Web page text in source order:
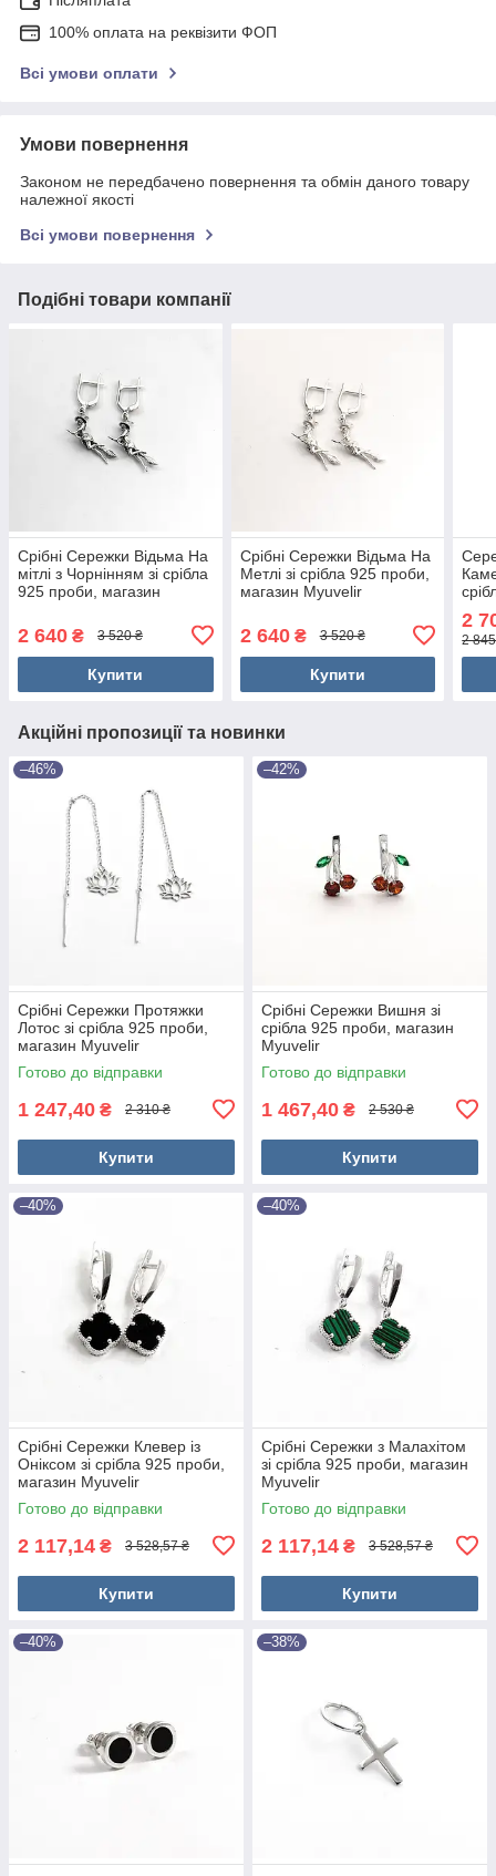
100% оплата на реквізити ФОП
Всі умови оплати
Умови повернення
Законом не передбачено повернення та обмін даного товару
належної якості
Всі умови повернення
Подібні товари компанії
Срібні Сережки Відьма На
мітлі з Чорнінням зі срібла
925 проби, магазин
2 640 ₴ 3 520 ₴
Купити
Срібні Сережки Відьма На
Метлі зі срібла 925 проби,
магазин Myuvelir
2 640₴ 3 520 ₴
Купити
2
2
Акційні пропозиції та новинки
–46%
Срібні Сережки Протяжки
Лотос зі срібла 925 проби,
магазин Myuvelir
Готово до відправки
1 247,40 ₴ 2 310 ₴
Купити
–42%
Срібні Сережки Вишня зі
срібла 925 проби, магазин
Myuvelir
Готово до відправки
1 467,40 ₴ 2 530 ₴
Купити
–40%
Срібні Сережки Клевер із
Оніксом зі срібла 925 проби,
магазин Myuvelir
Готово до відправки
2 117,14 ₴ 3 528,57 ₴
Купити
–40%
Срібні Сережки з Малахітом
зі срібла 925 проби, магазин
Myuvelir
Готово до відправки
2 117,14 ₴ 3 528,57 ₴
Купити
–40% –38%